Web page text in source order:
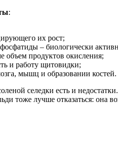
:
их рост;
– биологически
объем продуктов окисления;
и работу щитовидки;
мышц и образовании костей.
селедки есть и недостатки.
тоже лучше отказаться: она